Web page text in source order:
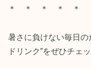
＊ ＊ ＊ ＊ ＊
暑さに負けない毎日の
ドリンク”をぜひチェ